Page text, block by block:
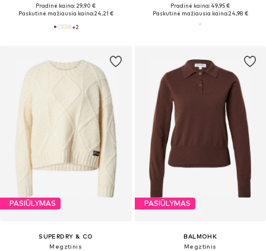
Pradinė kaina: 29,90 €
Paskutinė mažiausia kaina:24,21 €
+2
Pradinė kaina: 49,95 €
Paskutinė mažiausia kaina:24,98 €
PASIŪLYMAS
SUPERDRY & CO
Megztinis
PASIŪLYMAS
BALMOHK
Megztinis